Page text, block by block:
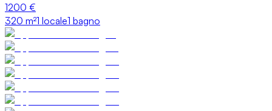
1200 €
320 m²1 locale1 bagno